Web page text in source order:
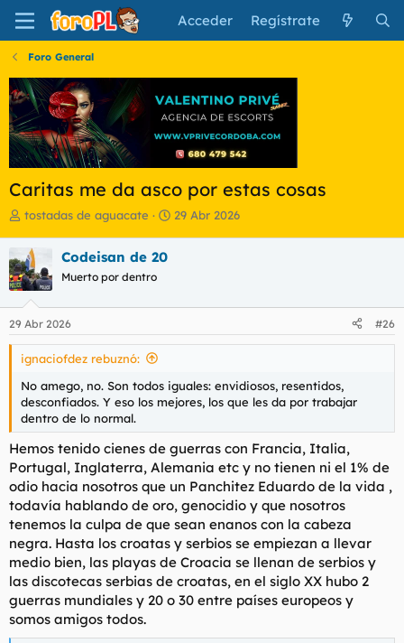
Acceder Regístrate
Foro General
Caritas me da asco por estas cosas
I
c
i
a
d
o
r
d
l
t
e
a
tostadas de aguacate
F
e
n
i
o
29 Abr 2026
Codeisan de 20
Muerto por dentro
29 Abr 2026 #26
ignaciofdez rebuznó:
No amego, no. Son todos iguales: envidiosos, resentidos,
desconfiados. Y eso los mejores, los que les da por trabajar
dentro de lo normal.
Hemos tenido cienes de guerras con Francia, Italia,
Portugal, Inglaterra, Alemania etc y no tienen ni el 1% de
odio hacia nosotros que un Panchitez Eduardo de la vida ,
todavía hablando de oro, genocidio y que nosotros
tenemos la culpa de que sean enanos con la cabeza
negra. Hasta los croatas y serbios se empiezan a llevar
medio bien, las playas de Croacia se llenan de serbios y
las discotecas serbias de croatas, en el siglo XX hubo 2
guerras mundiales y 20 o 30 entre países europeos y
somos amigos todos.